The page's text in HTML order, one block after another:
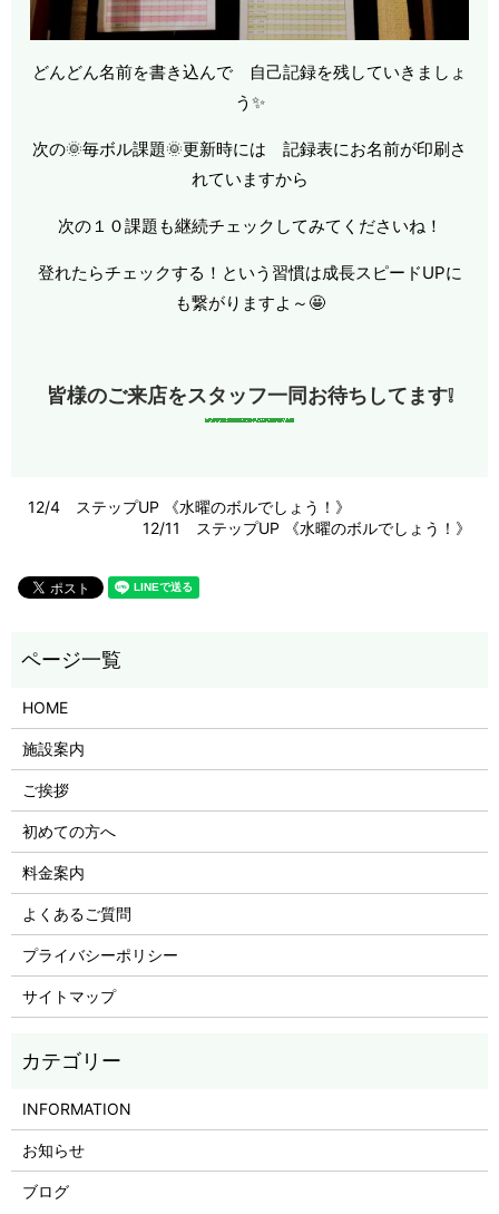
どんどん名前を書き込んで 自己記録を残していきましょ
う✨
次の🌞毎ボル課題🌞更新時には 記録表にお名前が印刷さ
れていますから
次の１０課題も継続チェックしてみてくださいね！
登れたらチェックする！という習慣は成長スピードUPに
も繋がりますよ～🤩
皆様のご来店をスタッフ一同お待ちしてます❕
12/4 ステップUP 《水曜のボルでしょう！》
12/11 ステップUP 《水曜のボルでしょう！》
HOME
施設案内
ご挨拶
初めての方へ
料金案内
よくあるご質問
プライバシーポリシー
サイトマップ
INFORMATION
お知らせ
ブログ